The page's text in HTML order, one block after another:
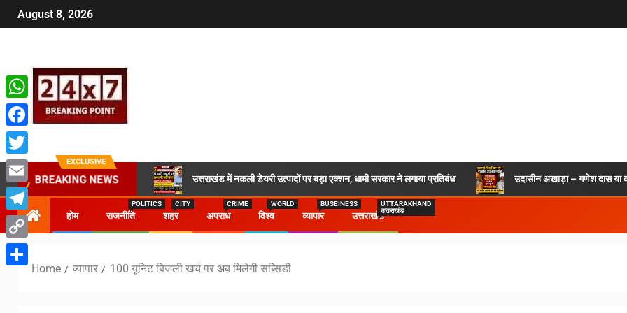
August 8, 2026
EXCLUSIVE
BREAKING NEWS उत्तराखंड में नकली डेयरी उत्पादों पर बड़ा एक्शन, धामी सरकार ने लगाया प्रतिबंध उदासीन अखाड़ा – गणेश दास या
होम राजनीति
POLITICS
शहर
CITY
अपराध
CRIME
विश्व
WORLD
व्यापार
BUSEINESS
उत्तराखंड
UTTARAKHAND
उत्तराखंड
Home व्यापार 100 यूनिट बिजली खर्च पर अब मिलेगी सब्सिडी
WhatsApp
Facebook
Twitter
Email
Telegram
Copy
Share